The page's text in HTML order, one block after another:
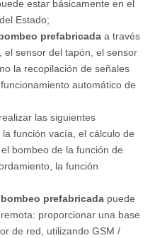
estar básicamente en el
Estado;
prefabricada a través
sensor del tapón, el sensor
la recopilación de señales
automático de
las siguientes
función vacía, el cálculo de
bombeo de la función de
la función
prefabricada puede
proporcionar una base
de red, utilizando GSM /